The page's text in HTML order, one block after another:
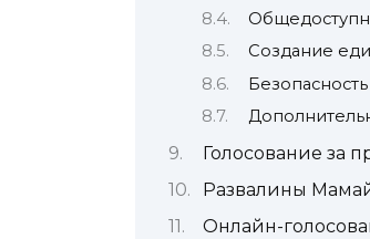
Создание
Голосование за
Развалины
Онлайн-